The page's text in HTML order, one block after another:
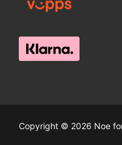
Copyright © 2026 Noe